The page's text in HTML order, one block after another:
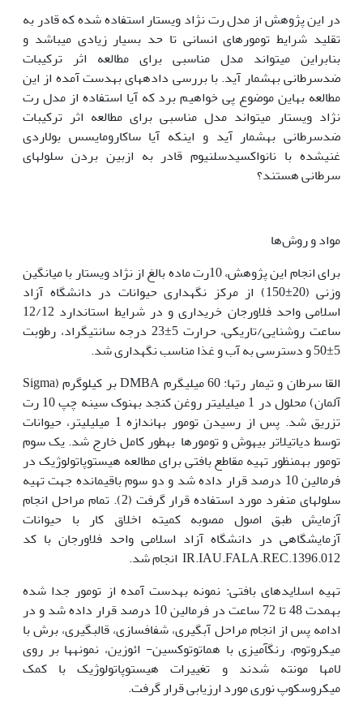
در این پژوهش از مدل رت نژاد ویستار استفاده شده که قادر به
تقلید شرایط تومورهای انسانی تا حد بسیار زیادی می‏باشد و
بنابراین می‏تواند مدل مناسبی برای مطالعه اثر ترکیبات
ضدسرطانی به‏شمار آید. با بررسی داده‏های به‏دست آمده از این
مطالعه به‏این موضوع پی خواهیم برد که آیا استفاده از مدل رت
نژاد ویستار می‏تواند مدل مناسبی برای مطالعه اثر ترکیبات
ضدسرطانی به‏شمار آید و این‏که آیا ساکارومایسس بولاردی
غنی‏شده با نانواکسیدسلنیوم قادر به ازبین بردن سلول‏های
سرطانی هستند؟
مواد و روش‌ها
برای انجام این پژوهش، 10رت ماده بالغ از نژاد ویستار با میانگین
وزنی (20±150) از مرکز نگه‏داری حیوانات در دانشگاه آزاد
اسلامی واحد فلاورجان خریداری و در شرایط استاندارد 12/12
ساعت روشنایی/تاریکی، حرارت 5±23 درجه سانتی‏گراد، رطوبت
5±50 و دسترسی به آب و غذا مناسب نگه‏داری شد.
القا سرطان و تیمار رت‏ها: 60 میلی‏گرم DMBA بر کیلوگرم (Sigma
آلمان) محلول در 1 میلی‏لیتر روغن کنجد به‏نوک سینه چپ 10 رت
تزریق شد. پس از رسیدن تومور به‏اندازه 1 میلی‏لیتر، حیوانات
توسط دی‏اتیل‏اتر بی‏هوش و تومورها به‏طور کامل خارج شد. یک سوم
تومور به‏منظور تهیه مقاطع بافتی برای مطالعه هیستوپاتولوژیک در
فرمالین 10 درصد قرار داده شد و دو سوم باقی‏مانده جهت تهیه
سلول‏های منفرد مورد استفاده قرار گرفت (2). تمام مراحل انجام
آزمایش طبق اصول مصوبه کمیته اخلاق کار با حیوانات
آزمایشگاهی در دانشگاه آزاد اسلامی واحد فلاورجان با کد
IR.IAU.FALA.REC.1396.012 انجام شد.
تهیه اسلایدهای بافتی: نمونه به‏دست آمده از تومور جدا شده
به‏مدت 48 تا 72 ساعت در فرمالین 10 درصد قرار داده شد و در
ادامه پس از انجام مراحل آب‏گیری، شفاف‏سازی، قالب‏گیری، برش با
میکروتوم، رنگ‏آمیزی با هماتوتوکسین- ائوزین، نمونه‏ها بر روی
لام‏ها مونته شدند و تغییرات هیستوپاتولوژیک با کمک
میکروسکوپ نوری مورد ارزیابی قرار گرفت.